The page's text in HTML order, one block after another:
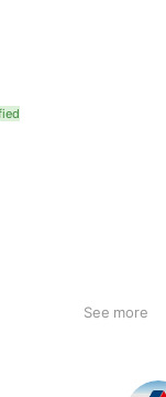
See more